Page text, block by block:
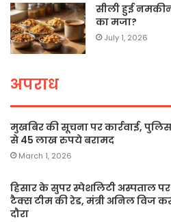
सीली हुई नमकीन
का मजा?
July 1, 2026
अपराध
मुखबिर की सूचना पर कार्रवाई,
से 45 लाख रुपये बरामद
March 1, 2026
हिसार के सुपर स्पेशलिटी अस्पताल
टैक्स टीम की रेड, मंत्री अनिल विज
दौरा